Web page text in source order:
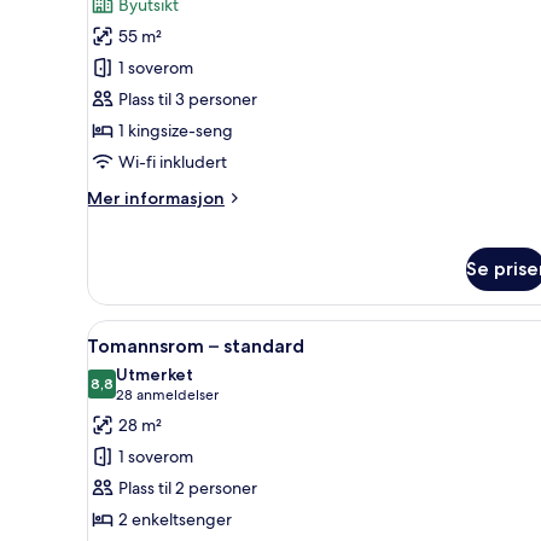
bildene
av
Suite
–
deluxe
Byutsikt
55 m²
1 soverom
Plass til 3 personer
1 kingsize-seng
Wi-fi inkludert
Mer informasjon
Mer
deluxe
Se
Åpne
alle
bildene
av
Tomannsrom
–
standard
Tomannsrom – standard |
6
Tomannsrom – standard
8,88,8 av 10
Utmerket
28 anmeldelser
(28
anmeldelser)
28 m²
1 soverom
Plass til 2 personer
2 enkeltsenger